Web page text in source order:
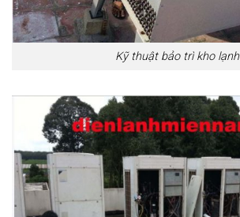
Kỹ thuật bảo trì kho lạnh